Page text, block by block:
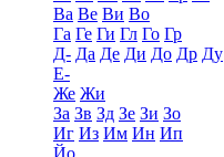
Ва Ве Ви Во
Га Ге Ги Гл Го Гр
Д- Да Де Ди До Др Ду
Е-
Же Жи
За Зв Зд Зе Зи Зо
Иг Из Им Ин Ип
Йо